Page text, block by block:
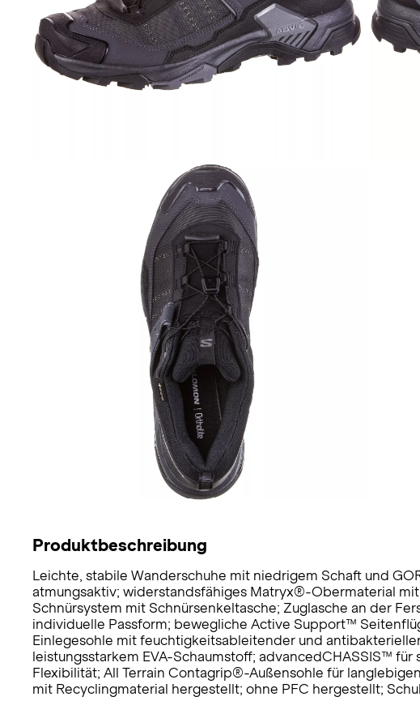
Produktbeschreibung
Leichte, stabile Wanderschuhe mit niedrigem Schaft und
atmungsaktiv; widerstandsfähiges Matryx®-Obermaterial
Schnürsystem mit Schnürsenkeltasche; Zuglasche an der
individuelle Passform; bewegliche Active Support™
Einlegesohle mit feuchtigkeitsableitender und
leistungsstarkem EVA-Schaumstoff; advancedCHASSIS™
Flexibilität; All Terrain Contagrip®-Außensohle für
mit Recyclingmaterial hergestellt; ohne PFC hergestellt;